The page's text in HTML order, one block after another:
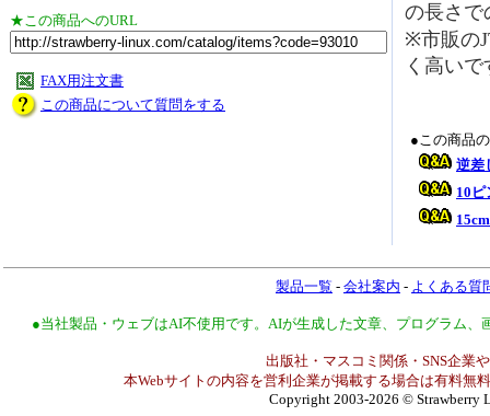
★この商品へのURL
FAX用注文書
この商品について質問をする
の長さで
※市販の
く高い
●この商品
逆差
10ピ
製品一覧 - 会社案内 - よくある質
●当社製品・ウェブはAI不使用です。AIが生成した文章、プログラム
出版社・マスコミ関係・SNS企業
本Webサイトの内容を営利企業が掲載する場合は有料無
Copyright 2003-2026 © Strawberry